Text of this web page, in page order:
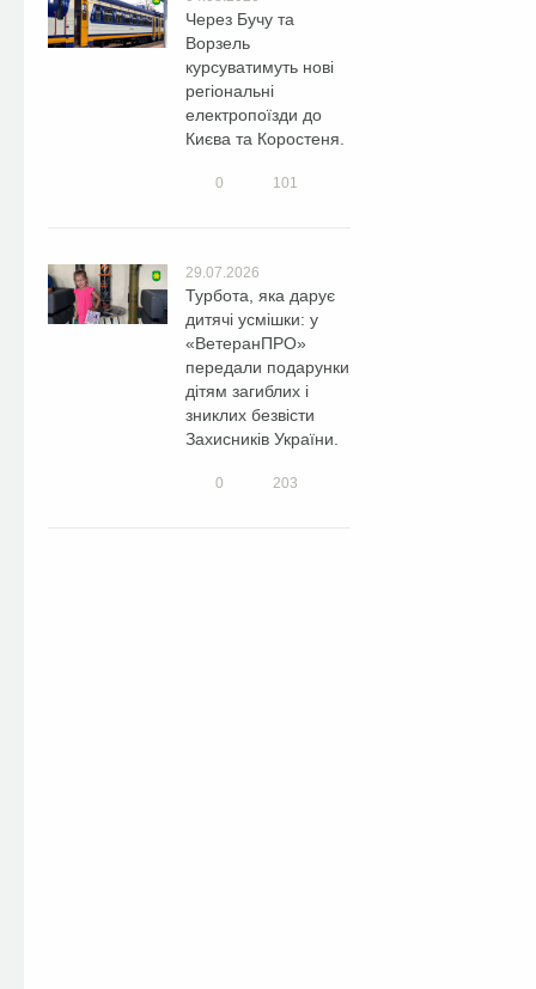
Через Бучу та
Ворзель
курсуватимуть нові
регіональні
електропоїзди до
Києва та Коростеня.
0 101
29.07.2026
Турбота, яка дарує
дитячі усмішки: у
«ВетеранПРО»
передали подарунки
дітям загиблих і
зниклих безвісти
Захисників України.
0 203